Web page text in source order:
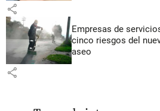
share
Empresas de
cinco riesgos del
aseo
share